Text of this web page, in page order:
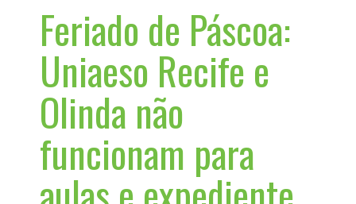
Feriado de Páscoa:
Uniaeso Recife e
Olinda não
funcionam para